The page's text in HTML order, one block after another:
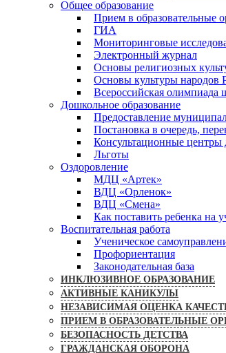
Общее образование
Прием в образовательные
ГИА
Мониторинговые
Электронный журнал
Основы религиозных
Основы культуры народов
Всероссийская олимпиада
Дошкольное образование
Предоставление
Постановка в очередь,
Консультационные центры
Льготы
Оздоровление
МДЦ «Артек»
ВДЦ «Орленок»
ВДЦ «Смена»
Как поставить ребенка на
Воспитательная работа
Ученическое
Профориентация
Законодательная база
ИНКЛЮЗИВНОЕ ОБРАЗОВАНИЕ
АКТИВНЫЕ КАНИКУЛЫ
НЕЗАВИСИМАЯ ОЦЕНКА
ПРИЕМ В ОБРАЗОВАТЕЛЬНЫЕ
БЕЗОПАСНОСТЬ ДЕТСТВА
ГРАЖДАНСКАЯ ОБОРОНА